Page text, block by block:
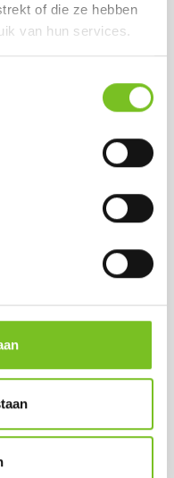
of die ze hebben
van hun services.
*Refills 24 h 100 stk
excl. BTW
incl. BTW
(bij afname van 1